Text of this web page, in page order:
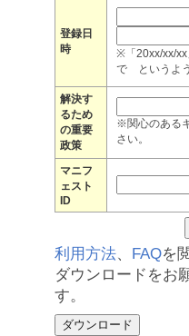
登録日
時
※「20xx/xx/
で というよう
解決す
るため
の重要
政策
※関心のある
さい。
マニフ
ェスト
ID
利用方法、 FAQを
ダウンロードをお
す。